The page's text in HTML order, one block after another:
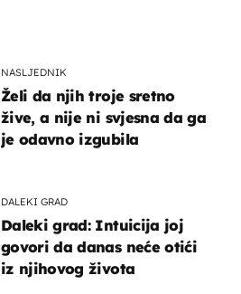
NASLJEDNIK
Želi da njih troje sretno
žive, a nije ni svjesna da ga
je odavno izgubila
DALEKI GRAD
Daleki grad: Intuicija joj
govori da danas neće otići
iz njihovog života